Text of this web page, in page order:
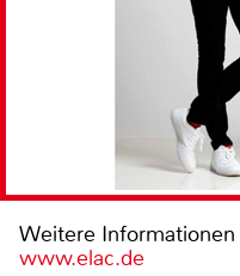
Weitere
www.elac.de